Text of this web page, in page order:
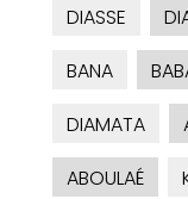
DIASSE
BANA
DIAMATA
ABOULAÉ